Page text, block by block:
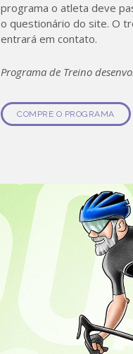
programa o atleta deve
o questionário do site. O
entrará em contato.
Programa de Treino
COMPRE O PROGRAMA